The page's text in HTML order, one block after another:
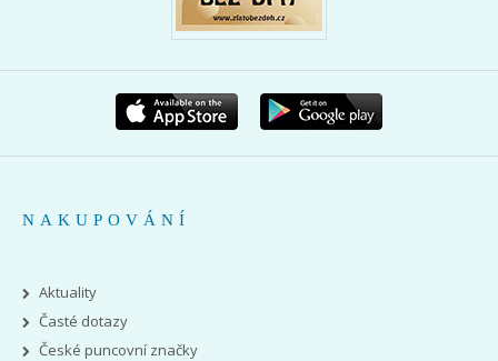
NAKUPOVÁNÍ
Aktuality
Časté dotazy
České puncovní značky